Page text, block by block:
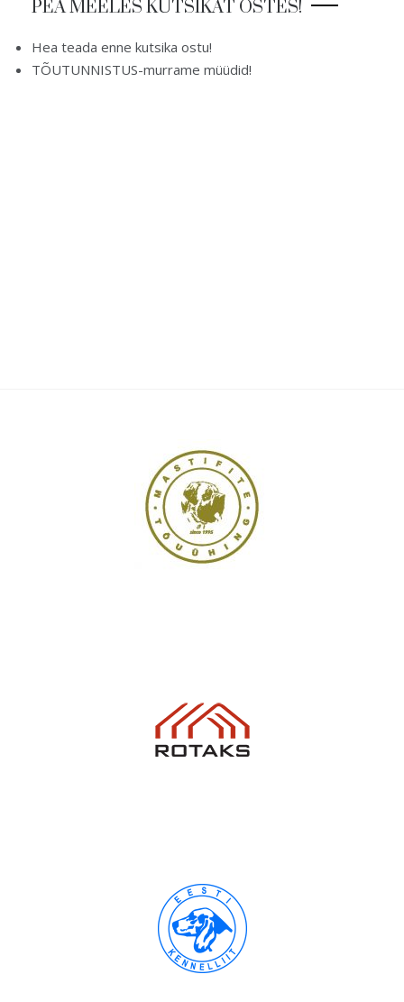
PEA MEELES KUTSIKAT OSTES!
Hea teada enne kutsika ostu!
TÕUTUNNISTUS-murrame müüdid!